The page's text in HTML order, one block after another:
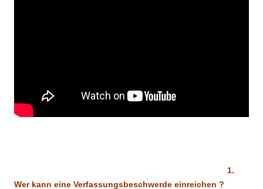
1.
Wer kann eine Verfassungsbeschwerde einreichen ?